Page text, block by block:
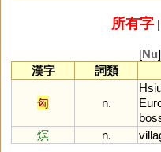
所有字|
[Nu
漢字
詞類
匈 n.
熐
n.